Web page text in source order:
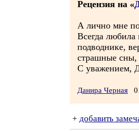
Рецензия на «
А лично мне
Всегда
подводнике,
страшные сны,
С уважением,
Данира Черная
+ добавить